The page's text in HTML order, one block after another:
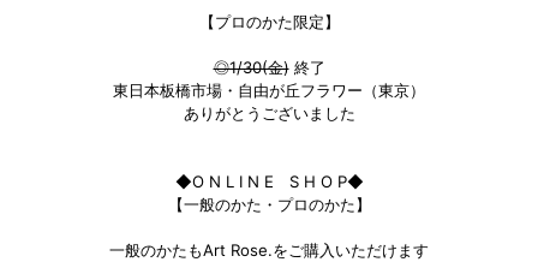
【プロのかた限定】
◎1/30(金)終了
東日本板橋市場・自由が丘フラワー（東京）
ありがとうございました
◆O N L I N E S H O P◆
【一般のかた・プロのかた】
一般のかたもArt Rose.をご購入いただけます